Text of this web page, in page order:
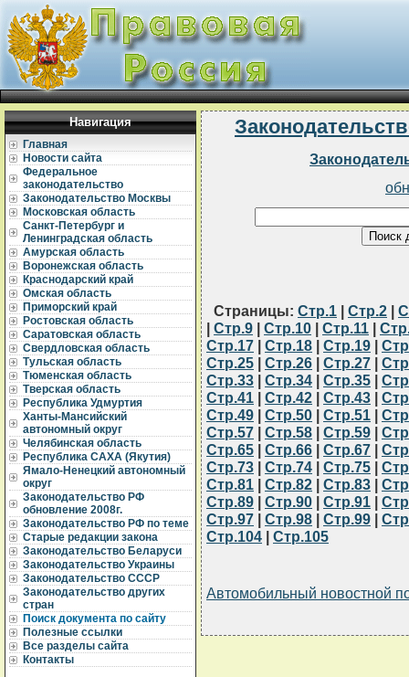
Навигация
Главная
Новости сайта
Федеральное
законодательство
Законодательство Москвы
Московская область
Санкт-Петербург и
Ленинградская область
Амурская область
Воронежская область
Краснодарский край
Омская область
Приморский край
Ростовская область
Саратовская область
Свердловская область
Тульская область
Тюменская область
Тверская область
Республика Удмуртия
Ханты-Мансийский
автономный округ
Челябинская область
Республика САХА (Якутия)
Ямало-Ненецкий автономный
округ
Законодательство РФ
обновление 2008г.
Законодательство РФ по теме
Старые редакции закона
Законодательство Беларуси
Законодательство Украины
Законодательство СССР
Законодательство других
стран
Поиск документа по сайту
Полезные ссылки
Все разделы сайта
Контакты
Страницы: Стр.1 | Стр.2 |
| Стр.9 | Стр.10 | Стр.11 |
Стр.17 | Стр.18 | Стр.19 |
Стр.25 | Стр.26 | Стр.27 |
Стр.33 | Стр.34 | Стр.35 |
Стр.41 | Стр.42 | Стр.43 |
Стр.49 | Стр.50 | Стр.51 |
Стр.57 | Стр.58 | Стр.59 |
Стр.65 | Стр.66 | Стр.67 |
Стр.73 | Стр.74 | Стр.75 |
Стр.81 | Стр.82 | Стр.83 |
Стр.89 | Стр.90 | Стр.91 |
Стр.97 | Стр.98 | Стр.99 |
Стр.104 | Стр.105
Автомобильный новостной